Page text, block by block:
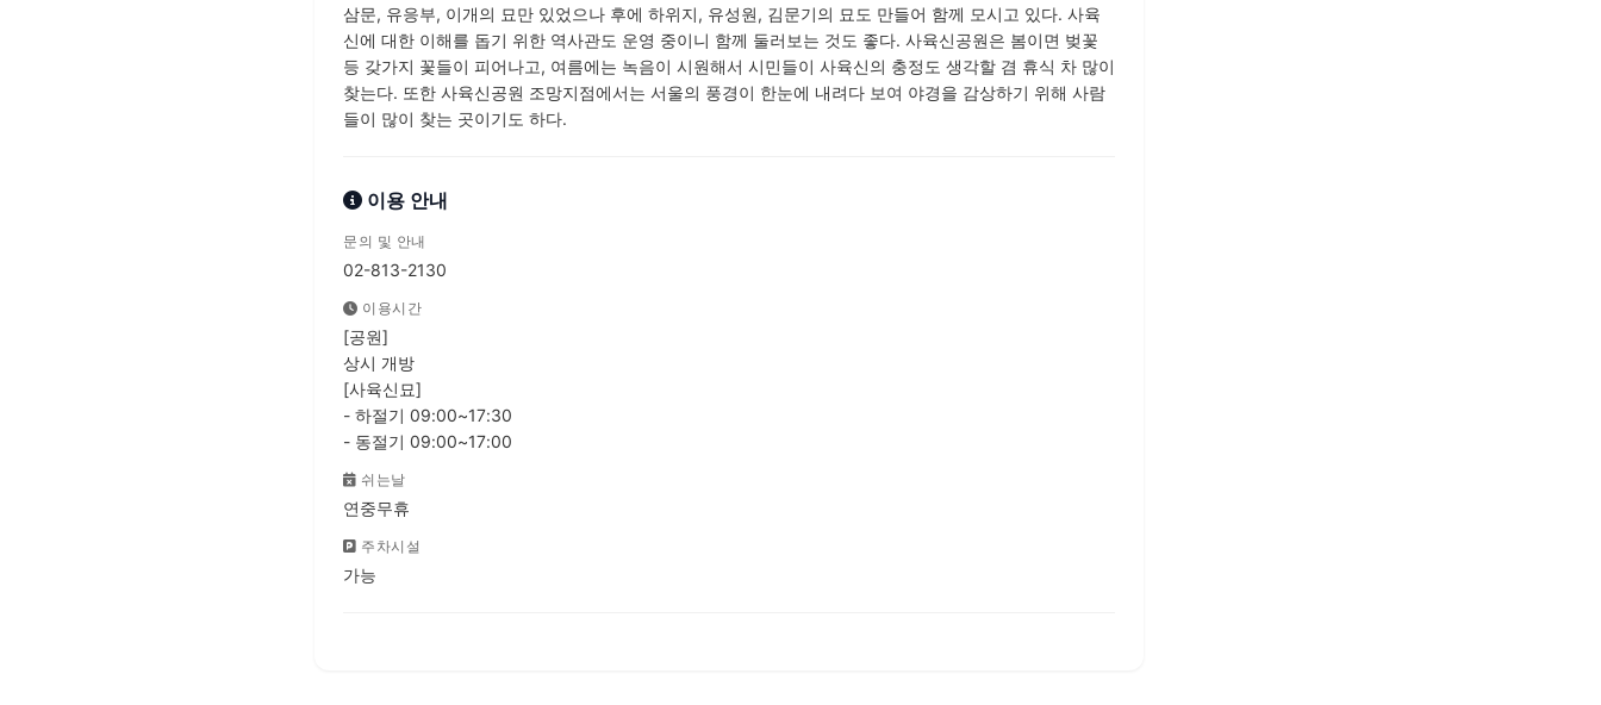
삼문, 유응부, 이개의 묘만 있었으나 후에 하위지, 유성원, 김문기의 묘도 만들어 함께 모시고 있다. 사육
신에 대한 이해를 돕기 위한 역사관도 운영 중이니 함께 둘러보는 것도 좋다. 사육신공원은 봄이면 벚꽃
등 갖가지 꽃들이 피어나고, 여름에는 녹음이 시원해서 시민들이 사육신의 충정도 생각할 겸 휴식 차 많이
찾는다. 또한 사육신공원 조망지점에서는 서울의 풍경이 한눈에 내려다 보여 야경을 감상하기 위해 사람
들이 많이 찾는 곳이기도 하다.
이용 안내
문의 및 안내
02-813-2130
이용시간
[공원]
상시 개방
[사육신묘]
- 하절기 09:00~17:30
- 동절기 09:00~17:00
쉬는날
연중무휴
주차시설
가능